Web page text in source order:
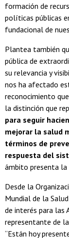
formación de
políticas públicas
fundacional de
Plantea también
pública de
su relevancia y
nos ha afectado
reconocimiento
la distinción que
para seguir
mejorar la salud
términos de
respuesta del
ámbito presenta la
Desde la
Mundial de la
de interés para las
representante de
“Están hoy